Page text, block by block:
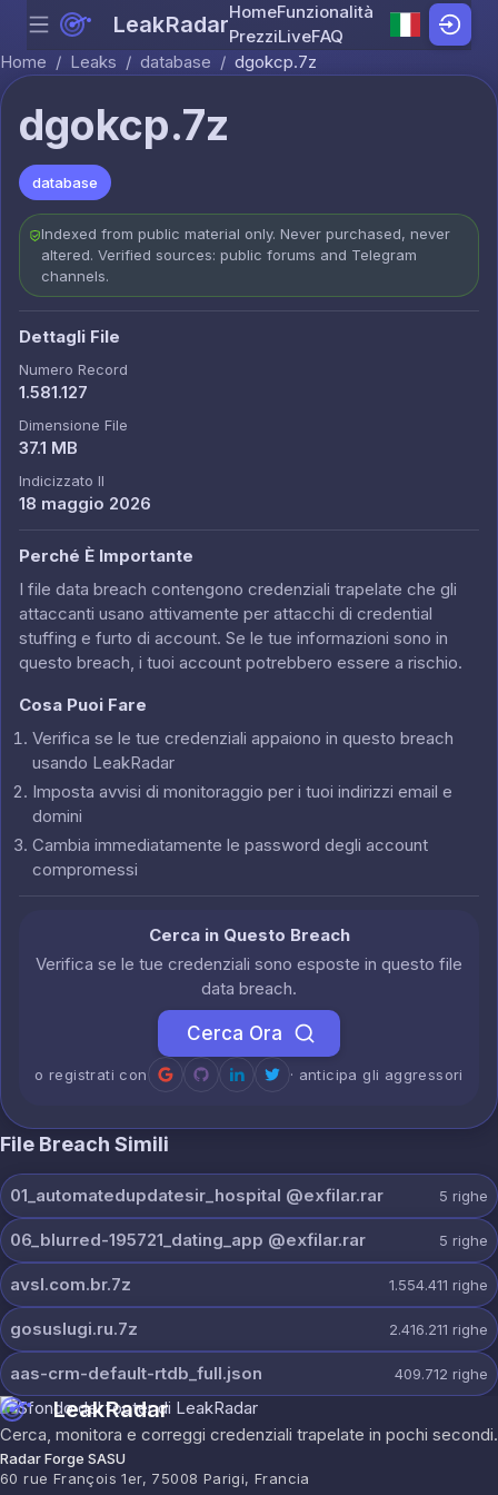
Skip to content
Menu LeakRadarHomeFunzionalità
PrezziLiveFAQ
Home / Leaks / database / dgokcp.7z
dgokcp.7z
database
Indexed from public material only. Never purchased, never
altered. Verified sources: public forums and Telegram
channels.
Dettagli File
Numero Record
1.581.127
Dimensione File
37.1 MB
Indicizzato Il
18 maggio 2026
Perché È Importante
I file data breach contengono credenziali trapelate che gli
attaccanti usano attivamente per attacchi di credential
stuffing e furto di account. Se le tue informazioni sono in
questo breach, i tuoi account potrebbero essere a rischio.
Cosa Puoi Fare
Verifica se le tue credenziali appaiono in questo breach
usando LeakRadar
Imposta avvisi di monitoraggio per i tuoi indirizzi email e
domini
Cambia immediatamente le password degli account
compromessi
Cerca in Questo Breach
Verifica se le tue credenziali sono esposte in questo file
data breach.
Cerca Ora
o registrati con · anticipa gli aggressori
File Breach Simili
01_automatedupdatesir_hospital @exfilar.rar 5 righe
06_blurred-195721_dating_app @exfilar.rar 5 righe
avsl.com.br.7z 1.554.411 righe
gosuslugi.ru.7z 2.416.211 righe
aas-crm-default-rtdb_full.json 409.712 righe
LeakRadar
Cerca, monitora e correggi credenziali trapelate in pochi secondi.
Radar Forge SASU
60 rue François 1er, 75008 Parigi, Francia